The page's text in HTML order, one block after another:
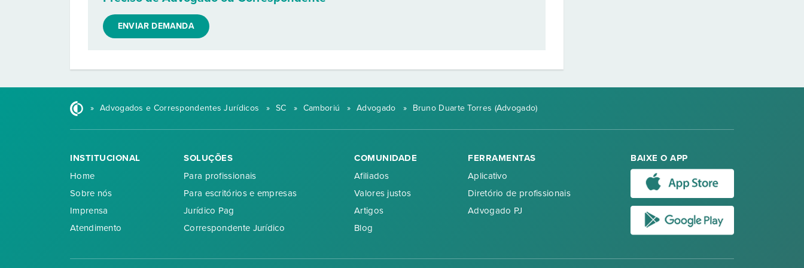
ENVIAR DEMANDA
» Advogados e Correspondentes Jurídicos » SC » Camboriú » Advogado » Bruno Duarte Torres (Advogado)
INSTITUCIONAL
Home
Sobre nós
Imprensa
Atendimento
SOLUÇÕES
Para profissionais
Para escritórios e empresas
Jurídico Pag
Correspondente Jurídico
COMUNIDADE
Afiliados
Valores justos
Artigos
Blog
FERRAMENTAS
Aplicativo
Diretório de profissionais
Advogado PJ
BAIXE O APP